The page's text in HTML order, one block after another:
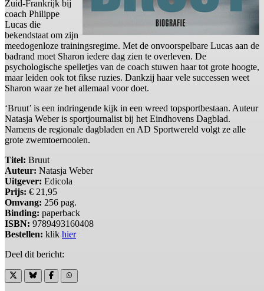
Zuid-Frankrijk bij
coach Philippe
Lucas die
bekendstaat om zijn
meedogenloze trainingsregime. Met de onvoorspelbare Lucas aan de
badrand moet Sharon iedere dag zien te overleven. De
psychologische spelletjes van de coach stuwen haar tot grote hoogte,
maar leiden ook tot fikse ruzies. Dankzij haar vele successen weet
Sharon waar ze het allemaal voor doet.
‘Bruut’ is een indringende kijk in een wreed topsportbestaan. Auteur
Natasja Weber is sportjournalist bij het Eindhovens Dagblad.
Namens de regionale dagbladen en AD Sportwereld volgt ze alle
grote zwemtoernooien.
Titel: Bruut
Auteur: Natasja Weber
Uitgever: Edicola
Prijs: € 21,95
Omvang: 256 pag.
Binding: paperback
ISBN: 9789493160408
Bestellen: klik hier
Deel dit bericht: